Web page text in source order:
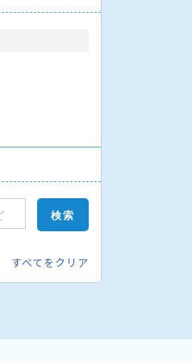
すべてをクリア